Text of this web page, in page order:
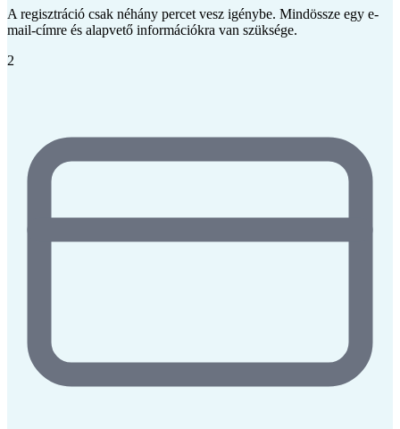
A regisztráció csak néhány percet vesz igénybe. Mindössze egy e-
mail-címre és alapvető információkra van szüksége.
2